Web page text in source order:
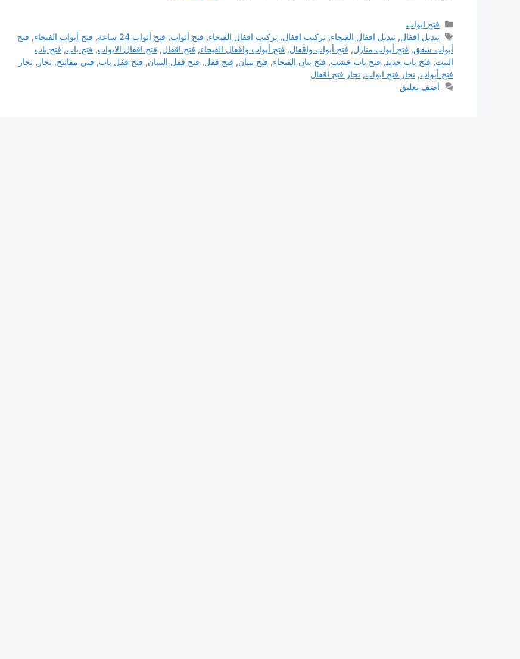
التصنيفات
فتح ابواب
الوسوم
تبديل اقفال,تبديل اقفال الفيحاء,تركيب اقفال,تركيب اقفال الفيحاء, فتح أبواب, فتح أبواب 24 ساعة , فتح أبواب الفيحاء, فتح
أبواب شقق, فتح أبواب منازل, فتح أبواب واقفال, فتح أبواب واقفال الفيحاء, فتح اقفال, فتح اقفال الابواب, فتح باب, فتح باب
البيت, فتح باب حديد, فتح باب خشب, فتح بيان الفيحاء, فتح بيبان, فتح قفل, فتح قفل البيبان, فتح قفل باب, فني مفاتيح, نجار , نجار
فتح أبواب, نجار فتح ابواب, نجار فتح اقفال
أضف تعليق